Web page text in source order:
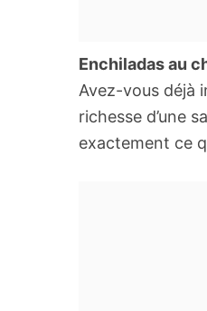
Enchiladas au
Avez-vous déjà
richesse d’une
exactement ce